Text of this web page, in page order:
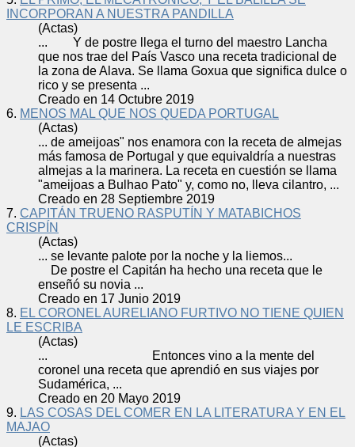
INCORPORAN A NUESTRA PANDILLA
(Actas)
... Y de postre llega el turno del maestro Lancha
que nos trae del País Vasco una receta tradicional de
la zona de Alava. Se llama Goxua que significa dulce o
rico y se presenta ...
Creado en 14 Octubre 2019
6. MENOS MAL QUE NOS QUEDA PORTUGAL
(Actas)
... de ameijoas" nos enamora con la receta de almejas
más famosa de Portugal y que equivaldría a nuestras
almejas a la marinera. La receta en cuestión se llama
"ameijoas a Bulhao Pato" y, como no, lleva cilantro, ...
Creado en 28 Septiembre 2019
7. CAPITÁN TRUENO RASPUTÍN Y MATABICHOS
CRISPÍN
(Actas)
... se levante palote por la noche y la liemos...
De postre el Capitán ha hecho una receta que le
enseñó su novia ...
Creado en 17 Junio 2019
8. EL CORONEL AURELIANO FURTIVO NO TIENE QUIEN
LE ESCRIBA
(Actas)
... Entonces vino a la mente del
coronel una receta que aprendió en sus viajes por
Sudamérica, ...
Creado en 20 Mayo 2019
9. LAS COSAS DEL COMER EN LA LITERATURA Y EN EL
MAJAO
(Actas)